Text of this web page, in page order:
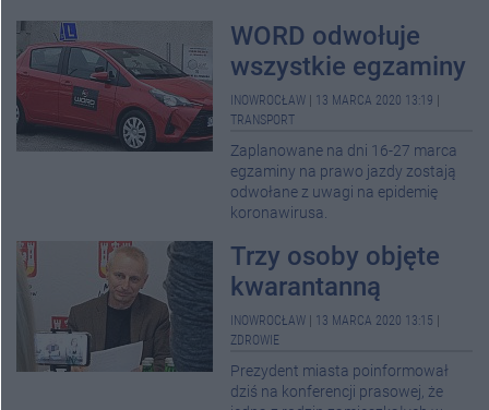
WORD odwołuje
wszystkie egzaminy
INOWROCŁAW 13 MARCA 2020 13:19
TRANSPORT
Zaplanowane na dni 16-27 marca
egzaminy na prawo jazdy zostają
odwołane z uwagi na epidemię
koronawirusa.
Trzy osoby objęte
kwarantanną
INOWROCŁAW 13 MARCA 2020 13:15
ZDROWIE
Prezydent miasta poinformował
dziś na konferencji prasowej, że